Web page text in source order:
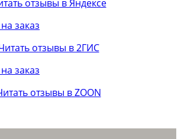
отзывы в Яндексе
отзывы в 2ГИС
отзывы в ZOON